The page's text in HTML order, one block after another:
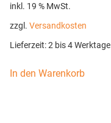
inkl. 19 % MwSt.
zzgl. Versandkosten
Lieferzeit:2 bis 4 Werktage
In den Warenkorb